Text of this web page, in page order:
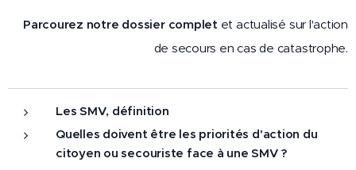
Parcourez notre dossier completet actualisé sur l'action
de secours en cas de catastrophe.
Les SMV, définition
Quelles doivent être les priorités d'action du
citoyen ou secouriste face à une SMV ?